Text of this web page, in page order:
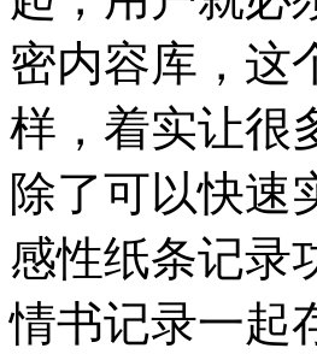
密内容库，这
样，着实让很
除了可以快速
感性纸条记录
情书记录一起